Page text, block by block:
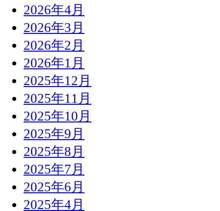
2026年4月
2026年3月
2026年2月
2026年1月
2025年12月
2025年11月
2025年10月
2025年9月
2025年8月
2025年7月
2025年6月
2025年4月